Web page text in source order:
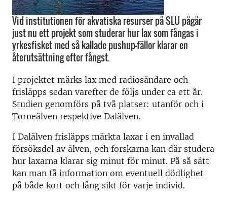
Vid institutionen för akvatiska resurser på SLU pågår
just nu ett projekt som studerar hur lax som fångas i
yrkesfisket med så kallade pushup-fällor klarar en
återutsättning efter fångst.
I projektet märks lax med radiosändare och
frisläpps sedan varefter de följs under ca ett år.
Studien genomförs på två platser: utanför och i
Torneälven respektive Dalälven.
I Dalälven frisläpps märkta laxar i en invallad
försöksdel av älven, och forskarna kan där studera
hur laxarna klarar sig minut för minut. På så sätt
kan man få information om eventuell dödlighet
på både kort och lång sikt för varje individ.